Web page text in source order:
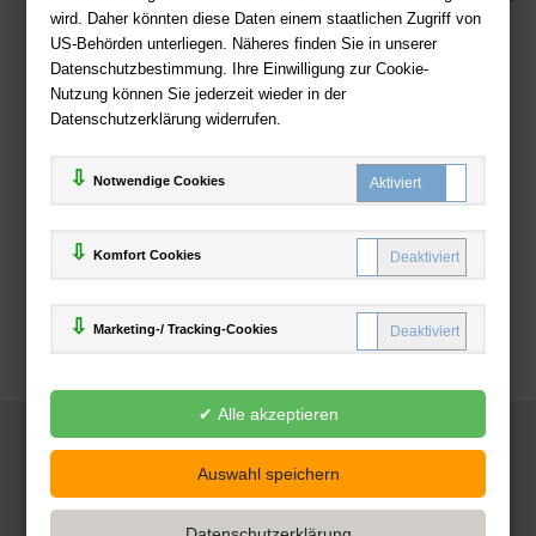
wird. Daher könnten diese Daten einem staatlichen Zugriff von
US-Behörden unterliegen. Näheres finden Sie in unserer
Datenschutzbestimmung. Ihre Einwilligung zur Cookie-
Nutzung können Sie jederzeit wieder in der
Datenschutzerklärung widerrufen.
Notwendige Cookies
Komfort Cookies
Marketing-/ Tracking-Cookies
Zahlweisen
Deutsche-Buchhandlung.de
www.deutsche-buchhandlung.de ist ein Angebot der
Powered by Inooga